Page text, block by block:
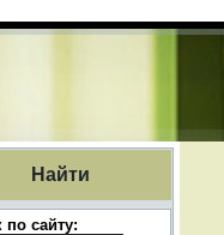
Найти
по сайту: